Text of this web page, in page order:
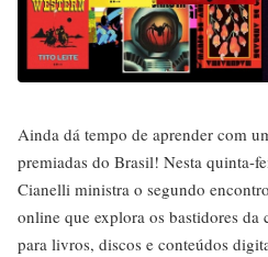
Ainda dá tempo de aprender com
premiadas do Brasil! Nesta quinta-
Cianelli ministra o segundo
online que explora os bastidores da
para livros, discos e conteúdos